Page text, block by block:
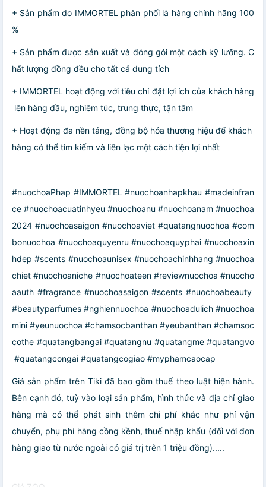
+ Sản phẩm do IMMORTEL phân phối là hàng chính hãng 100
%
+ Sản phẩm được sản xuất và đóng gói một cách kỹ lưỡng. C
hất lượng đồng đều cho tất cả dung tích
+ IMMORTEL hoạt động với tiêu chí đặt lợi ích của khách hàng
lên hàng đầu, nghiêm túc, trung thực, tận tâm
+ Hoạt động đa nền tảng, đồng bộ hóa thương hiệu để khách
hàng có thể tìm kiếm và liên lạc một cách tiện lợi nhất
#nuochoaPhap #IMMORTEL #nuochoanhapkhau #madeinfran
ce #nuochoacuatinhyeu #nuochoanu #nuochoanam #nuochoa
2024 #nuochoasaigon #nuochoaviet #quatangnuochoa #com
bonuochoa #nuochoaquyenru #nuochoaquyphai #nuochoaxin
hdep #scents #nuochoaunisex #nuochoachinhhang #nuochoa
chiet #nuochoaniche #nuochoateen #reviewnuochoa #nuocho
aauth #fragrance #nuochoasaigon #scents #nuochoabeauty
#beautyparfumes #nghiennuochoa #nuochoadulich #nuochoa
mini #yeunuochoa #chamsocbanthan #yeubanthan #chamsoc
cothe #quatangbangai #quatangnu #quatangme #quatangvo
#quatangcongai #quatangcogiao #myphamcaocap
Giá sản phẩm trên Tiki đã bao gồm thuế theo luật hiện hành.
Bên cạnh đó, tuỳ vào loại sản phẩm, hình thức và địa chỉ giao
hàng mà có thể phát sinh thêm chi phí khác như phí vận
chuyển, phụ phí hàng cồng kềnh, thuế nhập khẩu (đối với đơn
hàng giao từ nước ngoài có giá trị trên 1 triệu đồng).....